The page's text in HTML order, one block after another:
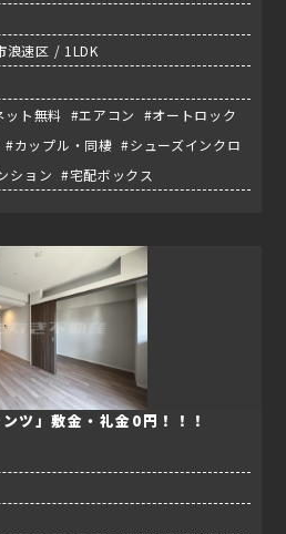
浪速区 / 1LDK
ト無料 #エアコン #オートロック
カップル・同棲 #シューズインクロ
ション #宅配ボックス
ツ」敷金・礼金0円！！！